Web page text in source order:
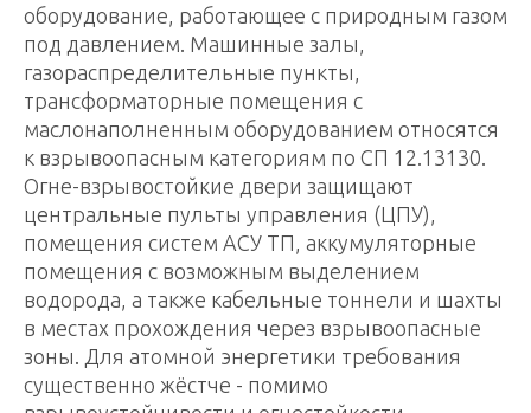
оборудование, работающее с природным газом
под давлением. Машинные залы,
газораспределительные пункты,
трансформаторные помещения с
маслонаполненным оборудованием относятся
к взрывоопасным категориям по СП 12.13130.
Огне-взрывостойкие двери защищают
центральные пульты управления (ЦПУ),
помещения систем АСУ ТП, аккумуляторные
помещения с возможным выделением
водорода, а также кабельные тоннели и шахты
в местах прохождения через взрывоопасные
зоны. Для атомной энергетики требования
существенно жёстче - помимо